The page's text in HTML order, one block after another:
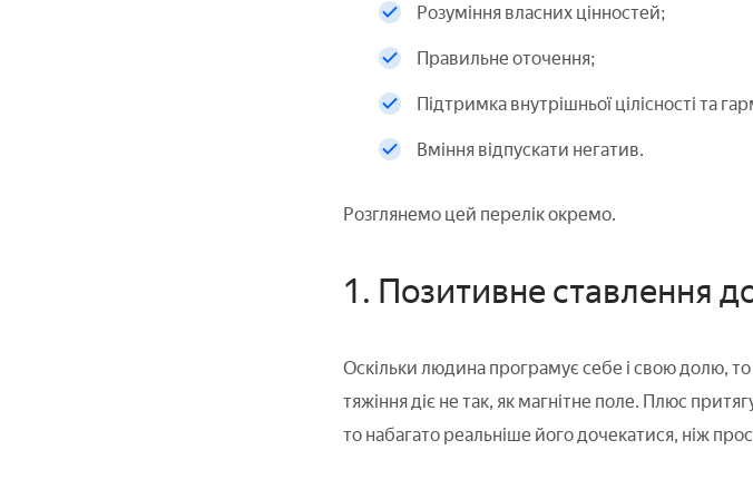
Розуміння власних цінностей;
Правильне оточення;
Підтримка внутрішньої цілісності та
Вміння відпускати негатив.
Розглянемо цей перелік окремо.
1. Позитивне ставлення
Оскільки людина програмує себе і свою долю, то
тяжіння діє не так, як магнітне поле. Плюс
то набагато реальніше його дочекатися, ніж